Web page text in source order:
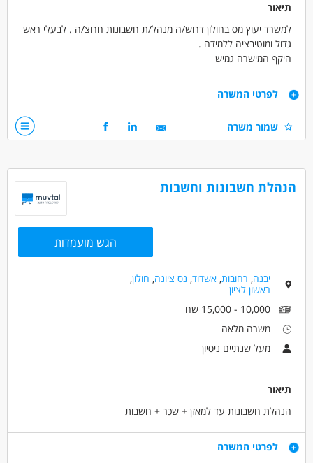
תיאור
למשרד יעוץ מס בחולון דרוש/ה מנהל/ת חשבונות חרוצ/ה . לבעלי ראש
גדול ומוטיבציה ללמידה .
היקף המישרה גמיש
דרישות
שליטה בתוכנות מחשב
דרושים בתחום
חשבונאות וכספים - מנהל/ת חשבונות
חשבונאות וכספים - מתמחה בייעוץ מס
מאפייני משרה
מעל שנתיים ניסיון
לפרטי המשרה
שמור משרה
הנהלת חשבונות וחשבות
הגש מועמדות
יבנה, רחובות,אשדוד, נס ציונה, חולון,
ראשון לציון
10,000 - 15,000 שח
משרה מלאה
מעל שנתיים ניסיון
תיאור
הנהלת חשבונות עד למאזן + שכר + חשבות
דרישות
לפרטי המשרה